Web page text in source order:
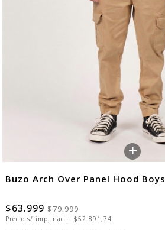
+
Buzo Arch Over Panel Hood Boys
$63.999 $79.999
Precio s/ imp. nac.: $52.891,74